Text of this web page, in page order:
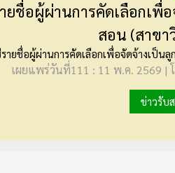
ชื่อผู้ผ่านการคัดเลือกเพื่
สอน (สาขา
ยชื่อผู้ผ่านการคัดเลือกเพื่อจัดจ้างเป็น
เผยแพร่วันที่111 : 11 พ.ค. 2569 |
ข่าวรับ